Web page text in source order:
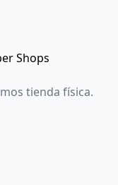
Shops
tienda física.